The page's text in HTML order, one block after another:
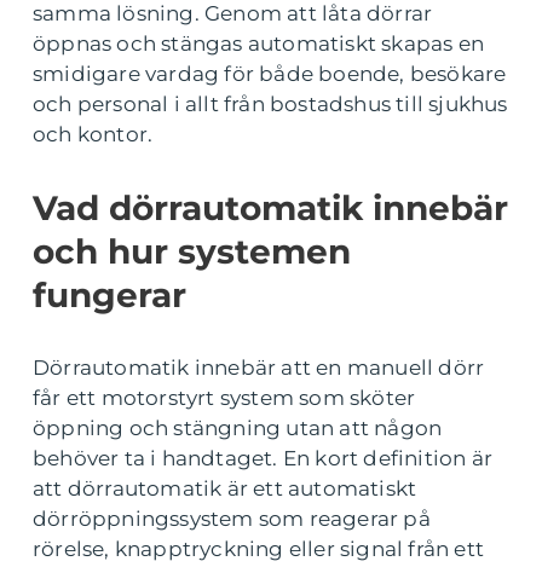
samma lösning. Genom att låta dörrar
öppnas och stängas automatiskt skapas en
smidigare vardag för både boende, besökare
och personal i allt från bostadshus till sjukhus
och kontor.
Vad dörrautomatik innebär
och hur systemen
fungerar
Dörrautomatik innebär att en manuell dörr
får ett motorstyrt system som sköter
öppning och stängning utan att någon
behöver ta i handtaget. En kort definition är
att dörrautomatik är ett automatiskt
dörröppningssystem som reagerar på
rörelse, knapptryckning eller signal från ett